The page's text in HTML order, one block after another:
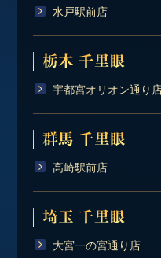
水戸駅前店
宇都宮オリオン通り
高崎駅前店
大宮一の宮通り店